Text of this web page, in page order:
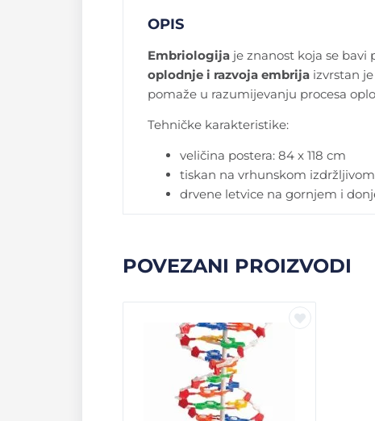
OPIS
Embriologija je znanost koja se bavi
oplodnje i razvoja embrija izvrstan
pomaže u razumijevanju procesa
Tehničke karakteristike:
veličina postera: 84 x 118 cm
tiskan na vrhunskom
drvene letvice na gornjem i
POVEZANI PROIZVODI